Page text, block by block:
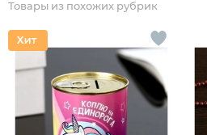
Товары из похожих рубрик